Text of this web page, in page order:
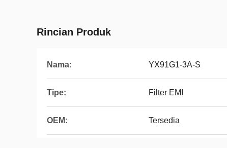
Rincian Produk
Nama: YX91G1-3A-S
Tipe: Filter EMI
OEM: Tersedia